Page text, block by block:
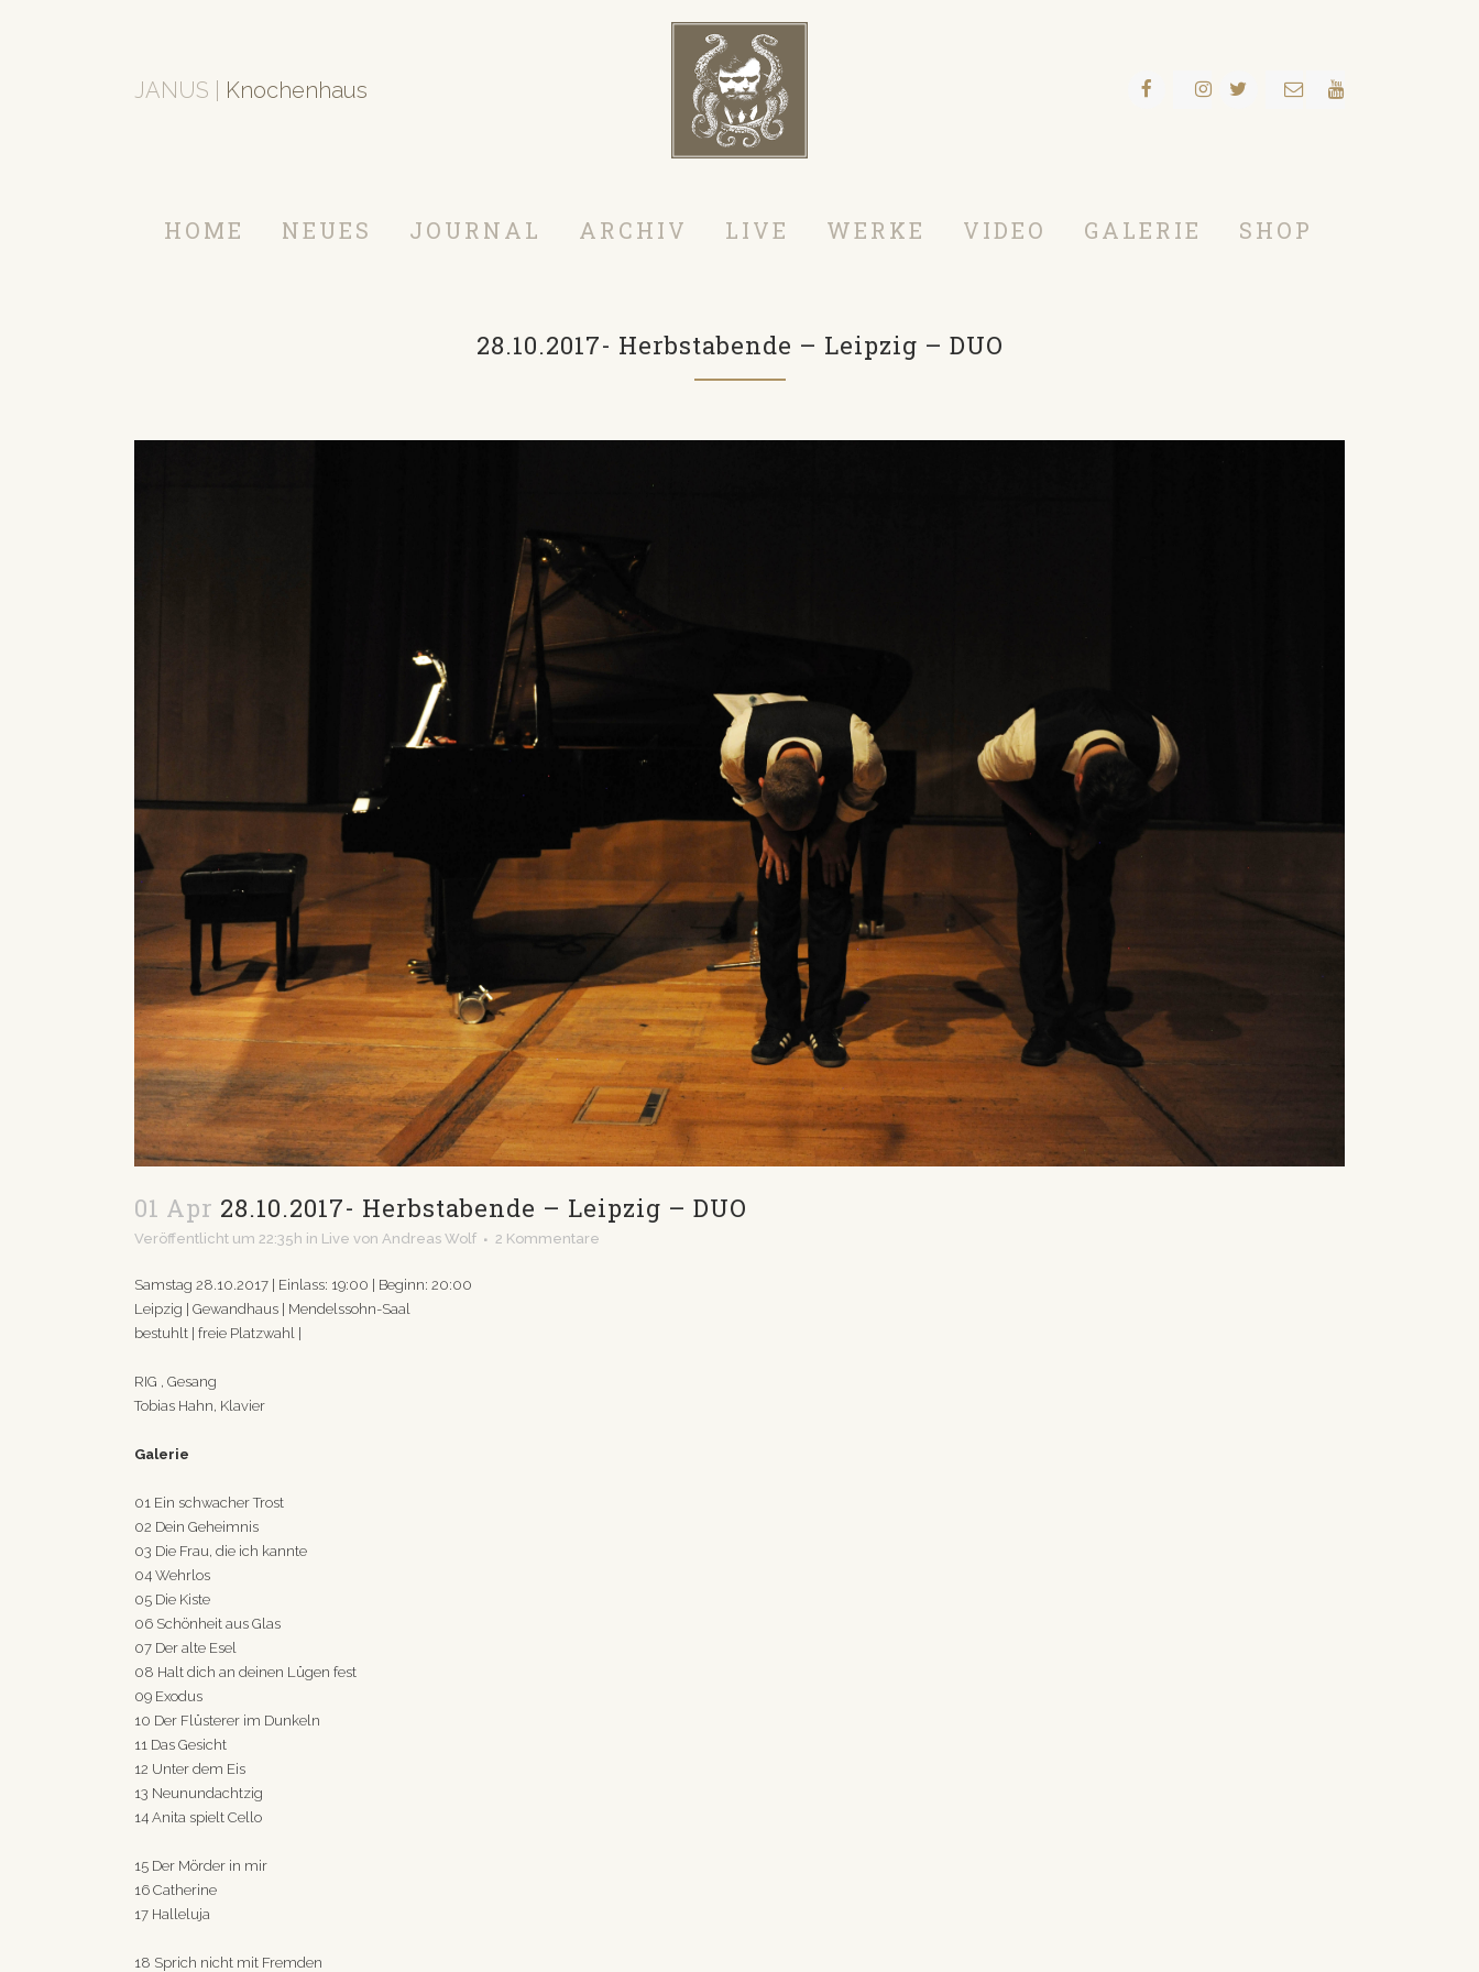
JANUS | Knochenhaus
HOME NEUES JOURNAL ARCHIV LIVE WERKE VIDEO GALERIE SHOP
28.10.2017- Herbstabende – Leipzig – DUO
01 Apr 28.10.2017- Herbstabende – Leipzig – DUO
Veröffentlicht um 22:35h in Live von Andreas Wolf 2 Kommentare
Samstag 28.10.2017 | Einlass: 19:00 | Beginn: 20:00
Leipzig | Gewandhaus | Mendelssohn-Saal
bestuhlt | freie Platzwahl |
RIG , Gesang
Tobias Hahn, Klavier
Galerie
01 Ein schwacher Trost
02 Dein Geheimnis
03 Die Frau, die ich kannte
04 Wehrlos
05 Die Kiste
06 Schönheit aus Glas
07 Der alte Esel
08 Halt dich an deinen Lügen fest
09 Exodus
10 Der Flüsterer im Dunkeln
11 Das Gesicht
12 Unter dem Eis
13 Neunundachtzig
14 Anita spielt Cello
15 Der Mörder in mir
16 Catherine
17 Halleluja
18 Sprich nicht mit Fremden